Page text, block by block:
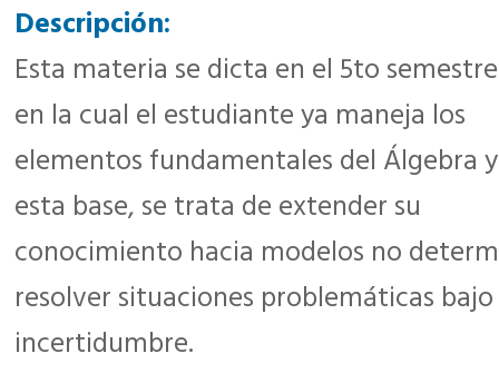
Descripción:
Esta materia se dicta en el 5to
en la cual el estudiante ya maneja los
elementos fundamentales del Álgebra
esta base, se trata de extender su
conocimiento hacia modelos no
resolver situaciones problemáticas bajo
incertidumbre.